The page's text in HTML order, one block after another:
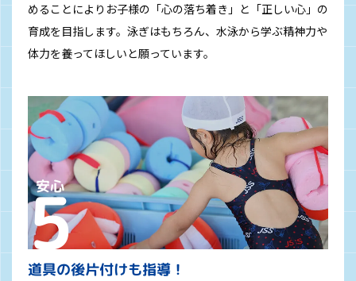
めることによりお子様の「心の落ち着き」と「正しい心」の
育成を目指します。泳ぎはもちろん、水泳から学ぶ精神力や
体力を養ってほしいと願っています。
道具の後片付けも指導！